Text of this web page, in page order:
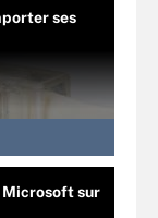
ses
Microsoft sur